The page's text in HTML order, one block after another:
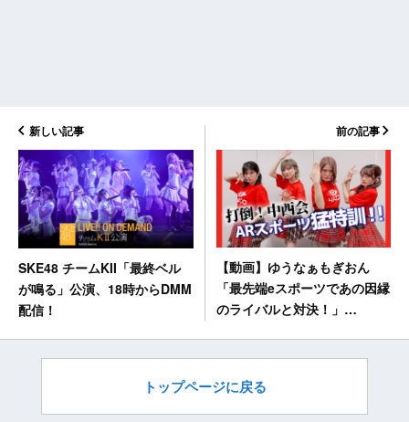
新しい記事
SKE48 チームKII「最終ベル
が鳴る」公演、18時からDMM
配信！
前の記事
【動画】ゆうなぁもぎおん
「最先端eスポーツであの因縁
のライバルと対決！」
トップページに戻る